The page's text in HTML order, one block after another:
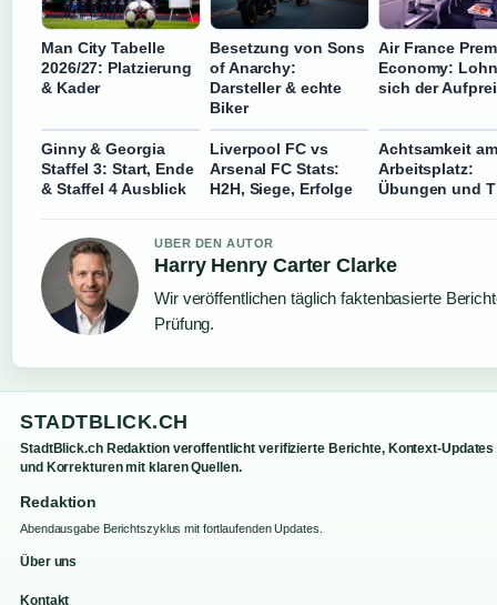
Man City Tabelle
2026/27: Platzierung
& Kader
Besetzung von Sons
of Anarchy:
Darsteller & echte
Biker
Air France
Economy:
sich der
Ginny & Georgia
Staffel 3: Start, Ende
& Staffel 4 Ausblick
Liverpool FC vs
Arsenal FC Stats:
H2H, Siege, Erfolge
Achtsamkeit am
Arbeitsplatz:
Übungen und
UBER DEN AUTOR
Harry Henry Carter Clarke
Wir veröffentlichen täglich faktenbasierte
Prüfung.
STADTBLICK.CH
StadtBlick.ch Redaktion veroffentlicht verifizierte Berichte, Kontext-Updates
und Korrekturen mit klaren Quellen.
Redaktion
Abendausgabe Berichtszyklus mit fortlaufenden Updates.
Über uns
Kontakt